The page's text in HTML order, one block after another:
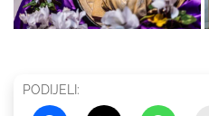
PODIJELI: